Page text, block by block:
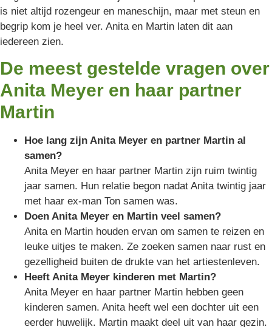
is niet altijd rozengeur en maneschijn, maar met steun en
begrip kom je heel ver. Anita en Martin laten dit aan
iedereen zien.
De meest gestelde vragen over
Anita Meyer en haar partner
Martin
Hoe lang zijn Anita Meyer en partner Martin al
samen?
Anita Meyer en haar partner Martin zijn ruim twintig
jaar samen. Hun relatie begon nadat Anita twintig jaar
met haar ex-man Ton samen was.
Doen Anita Meyer en Martin veel samen?
Anita en Martin houden ervan om samen te reizen en
leuke uitjes te maken. Ze zoeken samen naar rust en
gezelligheid buiten de drukte van het artiestenleven.
Heeft Anita Meyer kinderen met Martin?
Anita Meyer en haar partner Martin hebben geen
kinderen samen. Anita heeft wel een dochter uit een
eerder huwelijk. Martin maakt deel uit van haar gezin.